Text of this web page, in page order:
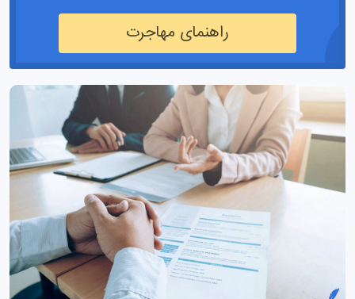
راهنمای مهاجرت